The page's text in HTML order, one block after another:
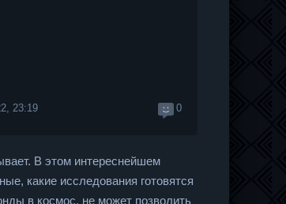
23:19 0
В этом интереснейшем
какие исследования готовятся
в космос, не может позволить